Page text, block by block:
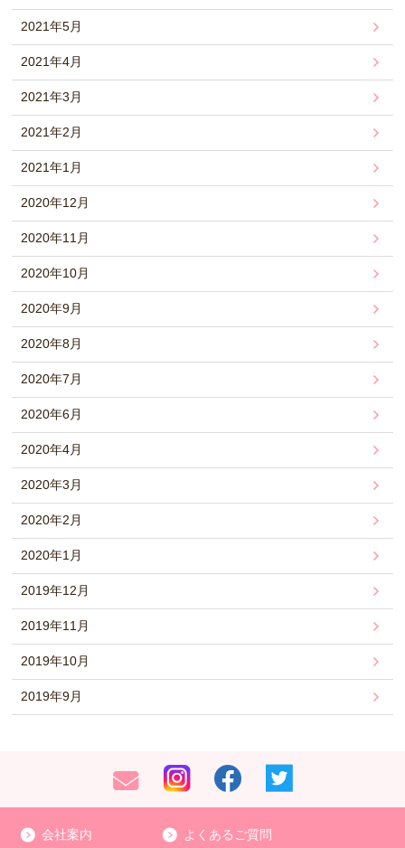
2021年5月
2021年4月
2021年3月
2021年2月
2021年1月
2020年12月
2020年11月
2020年10月
2020年9月
2020年8月
2020年7月
2020年6月
2020年4月
2020年3月
2020年2月
2020年1月
2019年12月
2019年11月
2019年10月
2019年9月
会社案内 よくあるご質問